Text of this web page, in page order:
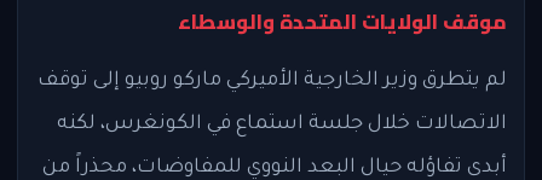
موقف الولايات المتحدة والوسطاء
لم يتطرق وزير الخارجية الأميركي ماركو روبيو إلى توقف
الاتصالات خلال جلسة استماع في الكونغرس، لكنه
أبدى تفاؤله حيال البعد النووي للمفاوضات، محذراً من